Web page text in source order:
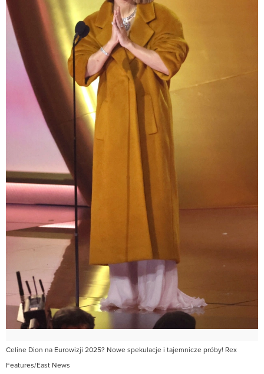
Celine Dion na Eurowizji 2025? Nowe spekulacje i tajemnicze próby! Rex
Features/East News